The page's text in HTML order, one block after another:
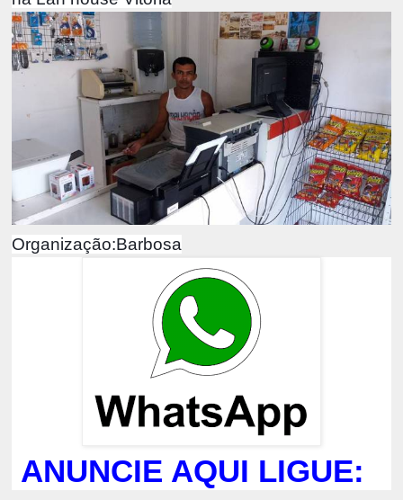
Organização:Barbosa
ANUNCIE AQUI LIGUE: